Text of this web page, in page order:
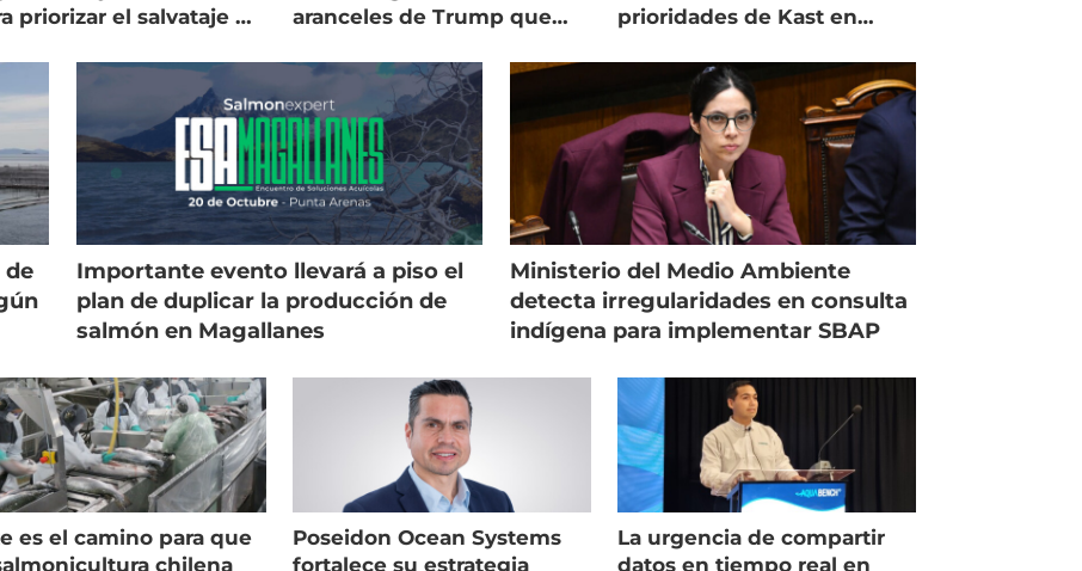
priorizar el salvataje de
aranceles de Trump que
prioridades de Kast en
de
Importante evento llevará a piso el
plan de duplicar la producción de
salmón en Magallanes
Ministerio del Medio Ambiente
detecta irregularidades en consulta
indígena para implementar SBAP
es el camino para que
chilena
Poseidon Ocean Systems
fortalece su estrategia
La urgencia de compartir
datos en tiempo real en